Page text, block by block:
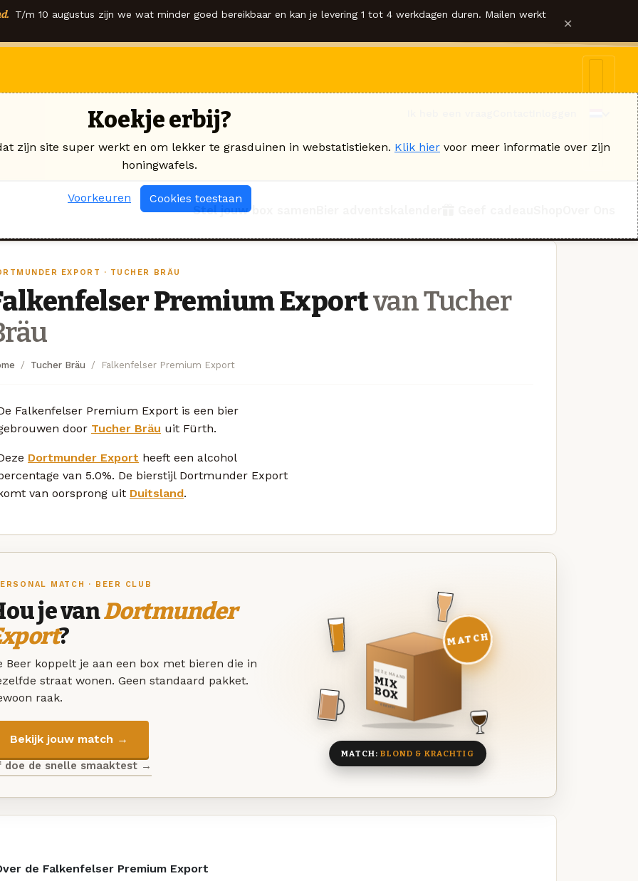
T/m 10 augustus zijn we wat minder goed bereikbaar en kan je levering 1 tot 4 werkdagen duren. Mailen werkt ×
Stel jouw box samen
EXPORT · TUCHER BRÄU
Premium Exportvan Tucher
Tucher Bräu Falkenfelser Premium Export
Falkenfelser Premium Export is een bier
door Tucher Bräu uit Fürth.
Dortmunder Export heeft een alcohol
van 5.0%. De bierstijl Dortmunder Export
van oorsprong uit Duitsland.
MATCH · BEER CLUB
je vanDortmunder
?
Beer koppelt je aan een box met bieren die in
straat wonen. Geen standaard pakket.
raak.
Bekijk jouw match →
doe de snelle smaaktest →
DEZE MAAND
MIX
BOX
8 BIEREN
MATCH
MATCH:BLOND & KRACHTIG
de Falkenfelser Premium Export
Koekje erbij?
zijn site super werkt en om lekker te grasduinen in webstatistieken. Klik hier voor meer informatie over zijn
honingwafels.
Voorkeuren Cookies toestaan